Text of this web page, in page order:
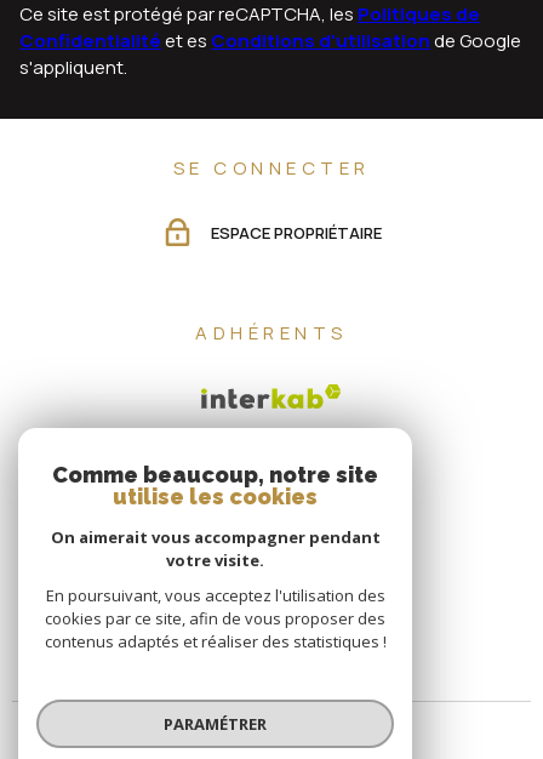
Ce site est protégé par reCAPTCHA, les Politiques de
Confidentialitéet es Conditions d'utilisationde Google
s'appliquent.
SE CONNECTER
ESPACE PROPRIÉTAIRE
ADHÉRENTS
Comme beaucoup, notre site
utilise les cookies
On aimerait vous accompagner pendant
votre visite.
En poursuivant, vous acceptez l'utilisation des
cookies par ce site, afin de vous proposer des
contenus adaptés et réaliser des statistiques !
PARAMÉTRER